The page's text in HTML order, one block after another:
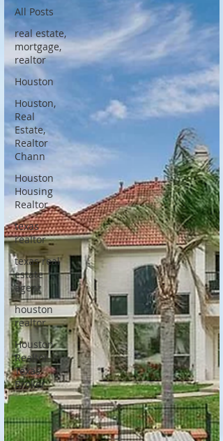
All Posts
real estate,
mortgage,
realtor
Houston
Houston,
Real
Estate,
Realtor
Chann
Houston
Housing
Realtor
texas
realtor
texas real
estate
agent
houston
realtor
Houston
Realtor
Texas
Broker